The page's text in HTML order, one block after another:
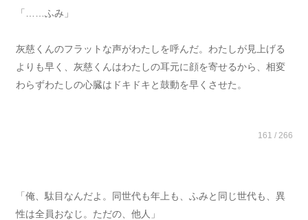
「……ふみ」
灰慈くんのフラットな声がわたしを呼んだ。わたしが見上げる
よりも早く、灰慈くんはわたしの耳元に顔を寄せるから、相変
わらずわたしの心臓はドキドキと鼓動を早くさせた。
161 / 266
「俺、駄目なんだよ。同世代も年上も、ふみと同じ世代も、異
性は全員おなじ。ただの、他人」